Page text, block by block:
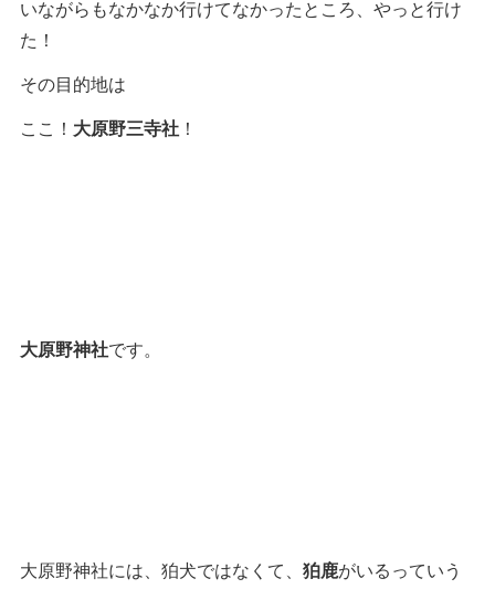
いながらもなかなか行けてなかったところ、やっと行け
た！
その目的地は
ここ！ 大原野三寺社 ！
大原野神社です。
大原野神社には、狛犬ではなくて、 狛鹿がいるっていう